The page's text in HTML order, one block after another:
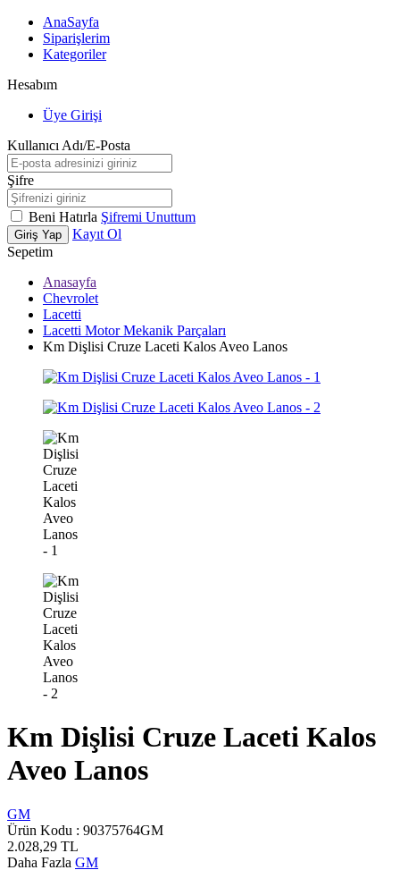
AnaSayfa
Siparişlerim
Kategoriler
Hesabım
Üye Girişi
Kullanıcı Adı/E-Posta
Şifre
Beni Hatırla Şifremi Unuttum
Giriş Yap
Kayıt Ol
Sepetim
Anasayfa
Chevrolet
Lacetti
Lacetti Motor Mekanik Parçaları
Km Dişlisi Cruze Laceti Kalos Aveo Lanos
Km Dişlisi Cruze Laceti Kalos
Aveo Lanos
GM
Ürün Kodu : 90375764GM
2.028,29 TL
Daha Fazla GM